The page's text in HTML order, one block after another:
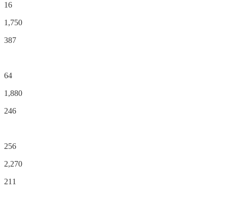
16
1,750
387
64
1,880
246
256
2,270
211